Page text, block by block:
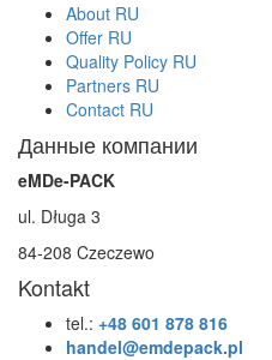
About RU
Offer RU
Quality Policy RU
Partners RU
Contact RU
Данные компании
eMDe-PACK
ul. Długa 3
84-208 Czeczewo
Kontakt
tel.: +48 601 878 816
handel@emdepack.pl